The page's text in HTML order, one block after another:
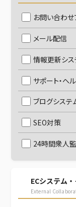
お問い合わせ
メール配信
情報更新シス
サポート・ヘ
ブログシステ
SEO対策
24時間衆人
ECシステム
External